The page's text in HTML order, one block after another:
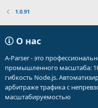
1.0.91
О нас
A-Parser - это
промышленного масштаба:
гибкость Node.js.
арбитраже трафика с
масштабируемостью